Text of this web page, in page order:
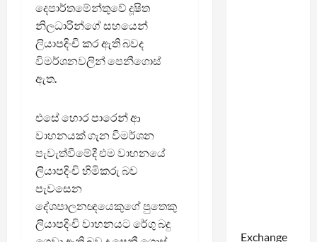
දෙපාර්තමේන්තුවේ දූෂිත
නිලධාරින්ගේ සහයෙන්
ලියාපදිංචි කර ඇති බවද
විමර්ශනවලින් පෙනීගොස්
ඇත.
එසේ හොර පාරෙන් ආ
වාහනයක් ගැන විමර්ශන
පැවැත්වීමේදී එම වාහනයේ
ලියාපදිංචි හිමිකරු බව
පැවසෙන
දේශපාලනඥයෙකුගේ පුතෙකු
ලියාපදිංචි වාහනයට රේගු බදු
Exchange